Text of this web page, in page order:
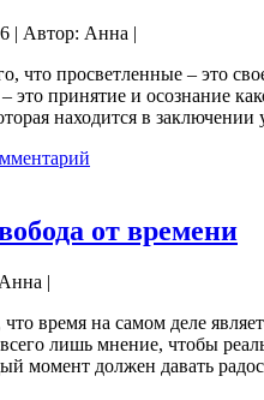
| Автор: Анна |
что просветленные – это
это принятие и осознание
находится в
от времени
|
время на самом деле
лишь мнение, чтобы
момент должен давать